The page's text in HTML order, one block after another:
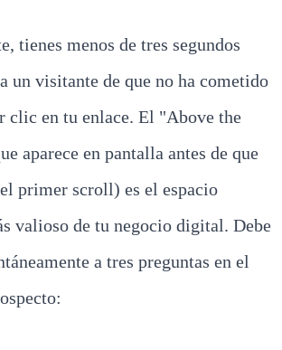
tienes menos de tres segundos
un visitante de que no ha cometido
clic en tu enlace. El "Above the
aparece en pantalla antes de que
primer scroll) es el espacio
valioso de tu negocio digital. Debe
a tres preguntas en el